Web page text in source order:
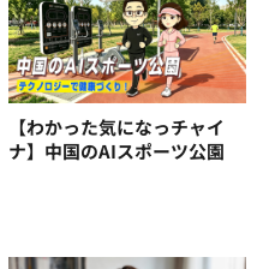
【わかった気になっチャイ
ナ】中国のAIスポーツ公園